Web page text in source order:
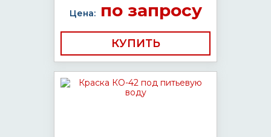
Цена:по запросу
КУПИТЬ